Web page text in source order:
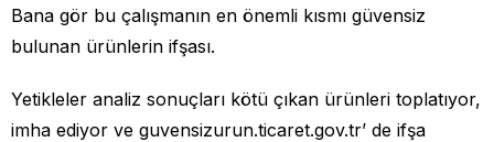
Bana gör bu çalışmanın en önemli kısmı güvensiz
bulunan ürünlerin ifşası.
Yetikleler analiz sonuçları kötü çıkan ürünleri toplatıyor,
imha ediyor ve guvensizurun.ticaret.gov.tr’ de ifşa